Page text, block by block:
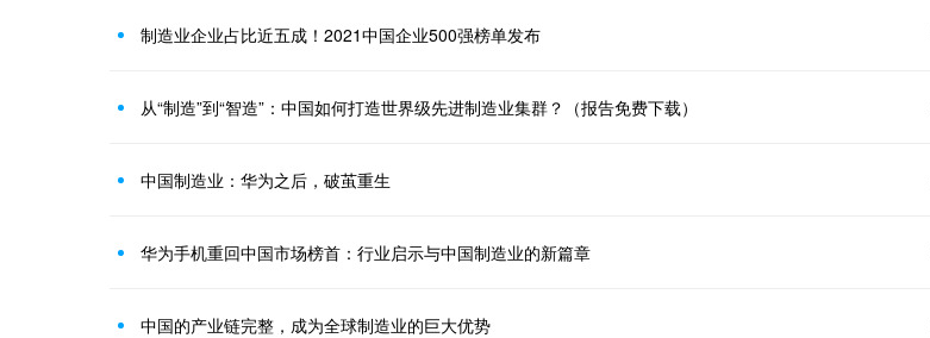
制造业企业占比近五成！2021中国企业500强榜单发布
从“制造”到“智造”：中国如何打造世界级先进制造业集群？（报告免费下载）
中国制造业：华为之后，破茧重生
华为手机重回中国市场榜首：行业启示与中国制造业的新篇章
中国的产业链完整，成为全球制造业的巨大优势